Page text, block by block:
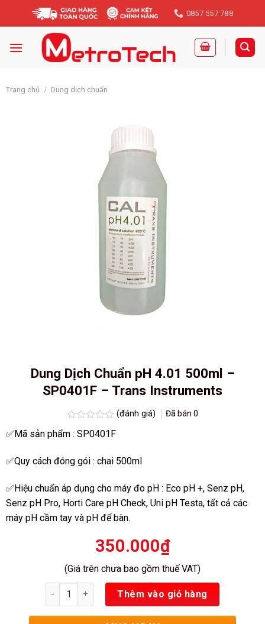
0857 557 788
Trang chủ / Dung dịch chuẩn
Dung Dịch Chuẩn pH 4.01 500ml –
SP0401F – Trans Instruments
Được
xếp
5
(đánh giá) Đã bán0
✅Mã sản phẩm : SP0401F
✅Quy cách đóng gói : chai 500ml
✅Hiệu chuẩn áp dụng cho máy đo pH : Eco pH +, Senz pH,
Senz pH Pro, Horti Care pH Check, Uni pH Testa, tất cả các
máy pH cầm tay và pH để bàn.
350.000₫
(Giá trên chưa bao gồm thuế VAT)
Số lượng Thêm vào giỏ hàng